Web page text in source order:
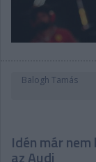
Balogh Tamás
Idén már